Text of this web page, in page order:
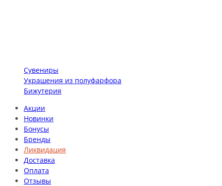
Сувениры
Украшения из полуфарфора
Бижутерия
Акции
Новинки
Бонусы
Бренды
Ликвидация
Доставка
Оплата
Отзывы